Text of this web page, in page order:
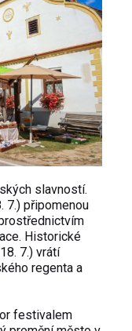
slavností.
7.) připomenou
Historické
7.) vrátí
regenta a
festivalem